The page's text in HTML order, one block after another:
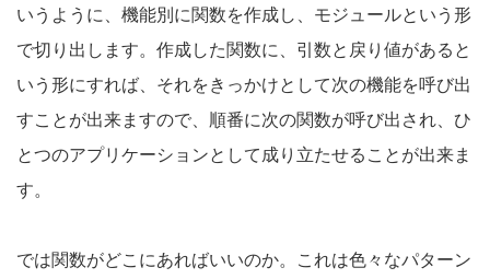
いうように、機能別に関数を作成し、モジュールという形
で切り出します。作成した関数に、引数と戻り値があると
いう形にすれば、それをきっかけとして次の機能を呼び出
すことが出来ますので、順番に次の関数が呼び出され、ひ
とつのアプリケーションとして成り立たせることが出来ま
す。
では関数がどこにあればいいのか。これは色々なパターン